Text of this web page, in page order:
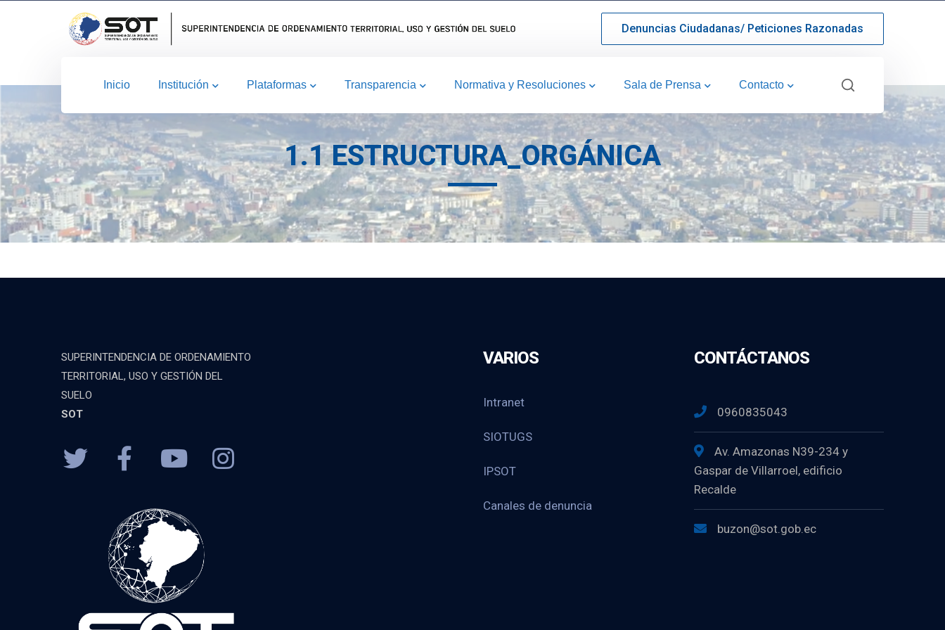
Denuncias Ciudadanas/ Peticiones Razonadas
Inicio Institución Plataformas Transparencia Normativa y Resoluciones Sala de Prensa Contacto
1.1 ESTRUCTURA_ORGÁNICA
SUPERINTENDENCIA DE ORDENAMIENTO
TERRITORIAL, USO Y GESTIÓN DEL
SUELO
SOT
VARIOS
Intranet
SIOTUGS
IPSOT
Canales de denuncia
CONTÁCTANOS
0960835043
Av. Amazonas N39-234 y
Gaspar de Villarroel, edificio
Recalde
buzon@sot.gob.ec